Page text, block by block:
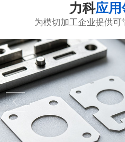
力科应用
为模切加工企业提供可